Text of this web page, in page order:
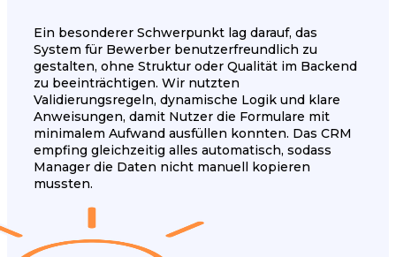
Ein besonderer Schwerpunkt lag darauf, das
System für Bewerber benutzerfreundlich zu
gestalten, ohne Struktur oder Qualität im Backend
zu beeinträchtigen. Wir nutzten
Validierungsregeln, dynamische Logik und klare
Anweisungen, damit Nutzer die Formulare mit
minimalem Aufwand ausfüllen konnten. Das CRM
empfing gleichzeitig alles automatisch, sodass
Manager die Daten nicht manuell kopieren
mussten.